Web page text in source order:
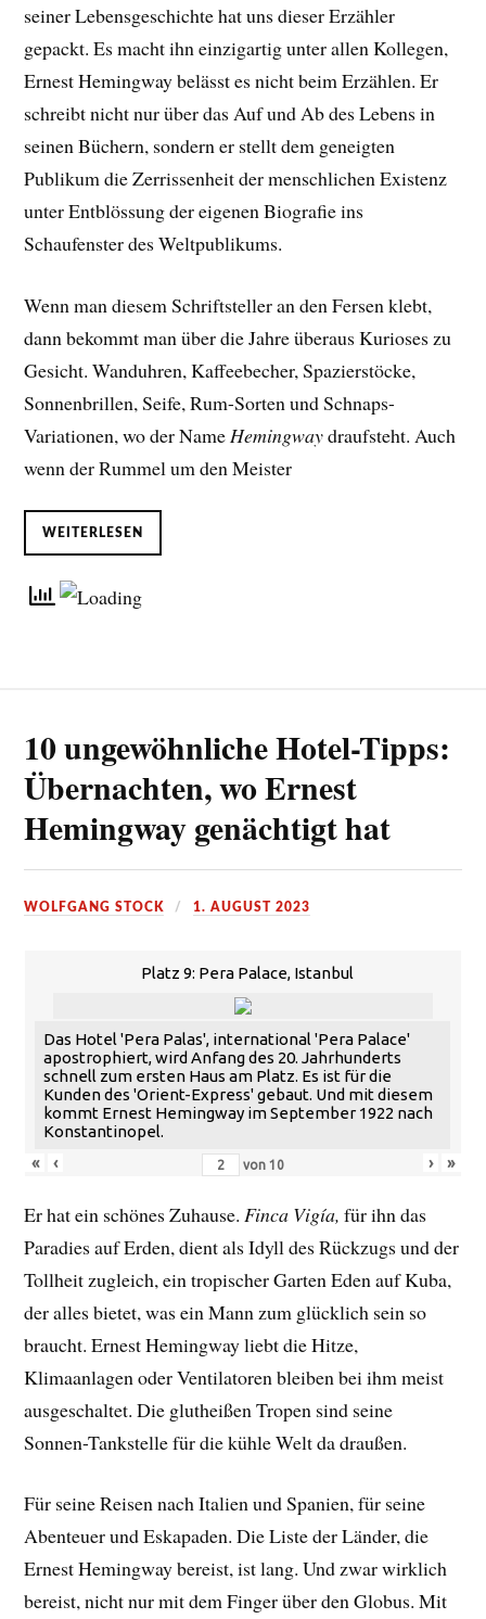
seiner Lebensgeschichte hat uns dieser Erzähler
gepackt. Es macht ihn einzigartig unter allen Kollegen,
Ernest Hemingway belässt es nicht beim Erzählen. Er
schreibt nicht nur über das Auf und Ab des Lebens in
seinen Büchern, sondern er stellt dem geneigten
Publikum die Zerrissenheit der menschlichen Existenz
unter Entblössung der eigenen Biografie ins
Schaufenster des Weltpublikums.
Wenn man diesem Schriftsteller an den Fersen klebt,
dann bekommt man über die Jahre überaus Kurioses zu
Gesicht. Wanduhren, Kaffeebecher, Spazierstöcke,
Sonnenbrillen, Seife, Rum-Sorten und Schnaps-
Variationen, wo der NameHemingwaydraufsteht. Auch
wenn der Rummel um den Meister
WEITERLESEN
10 ungewöhnliche Hotel-Tipps:
Übernachten, wo Ernest
Hemingway genächtigt hat
WOLFGANG STOCK 1. AUGUST 2023
Platz 9: Pera Palace, Istanbul
Das Hotel 'Pera Palas', international 'Pera Palace'
apostrophiert, wird Anfang des 20. Jahrhunderts
schnell zum ersten Haus am Platz. Es ist für die
Kunden des 'Orient-Express' gebaut. Und mit diesem
kommt Ernest Hemingway im September 1922 nach
Konstantinopel.
«
‹ von 10 › »
Er hat ein schönes Zuhause. Finca Vigía, für ihn das
Paradies auf Erden, dient als Idyll des Rückzugs und der
Tollheit zugleich, ein tropischer Garten Eden auf Kuba,
der alles bietet, was ein Mann zum glücklich sein so
braucht. Ernest Hemingway liebt die Hitze,
Klimaanlagen oder Ventilatoren bleiben bei ihm meist
ausgeschaltet. Die glutheißen Tropen sind seine
Sonnen-Tankstelle für die kühle Welt da draußen.
Für seine Reisen nach Italien und Spanien, für seine
Abenteuer und Eskapaden. Die Liste der Länder, die
Ernest Hemingway bereist, ist lang. Und zwar wirklich
bereist, nicht nur mit dem Finger über den Globus. Mit